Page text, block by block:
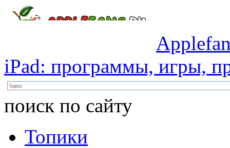
iPad: программы, игры,
поиск по сайту
Топики